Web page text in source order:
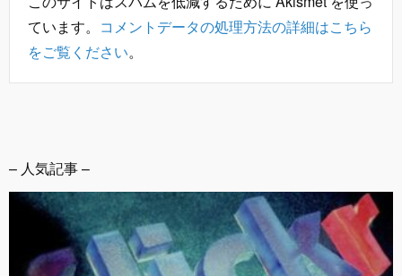
ています。 コメントデータの処理方法の詳細はこちら
をご覧ください。
– 人気記事 –